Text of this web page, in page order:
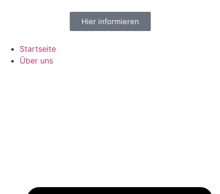
Hier informieren
Startseite
Über uns